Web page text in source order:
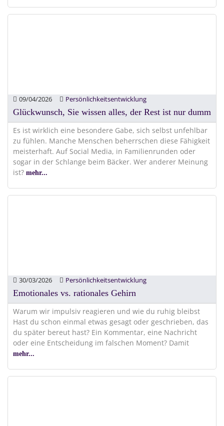
09/04/2026 Persönlichkeitsentwicklung
Glückwunsch, Sie wissen alles, der Rest ist nur dumm
Es ist wirklich eine besondere Gabe, sich selbst unfehlbar
zu fühlen. Manche Menschen beherrschen diese Fähigkeit
meisterhaft. Auf Social Media, in Familienrunden oder
sogar in der Schlange beim Bäcker. Wer anderer Meinung
ist? mehr...
30/03/2026 Persönlichkeitsentwicklung
Emotionales vs. rationales Gehirn
Warum wir impulsiv reagieren und wie du ruhig bleibst
Hast du schon einmal etwas gesagt oder geschrieben, das
du später bereut hast? Ein Kommentar, eine Nachricht
oder eine Entscheidung im falschen Moment? Damit
mehr...